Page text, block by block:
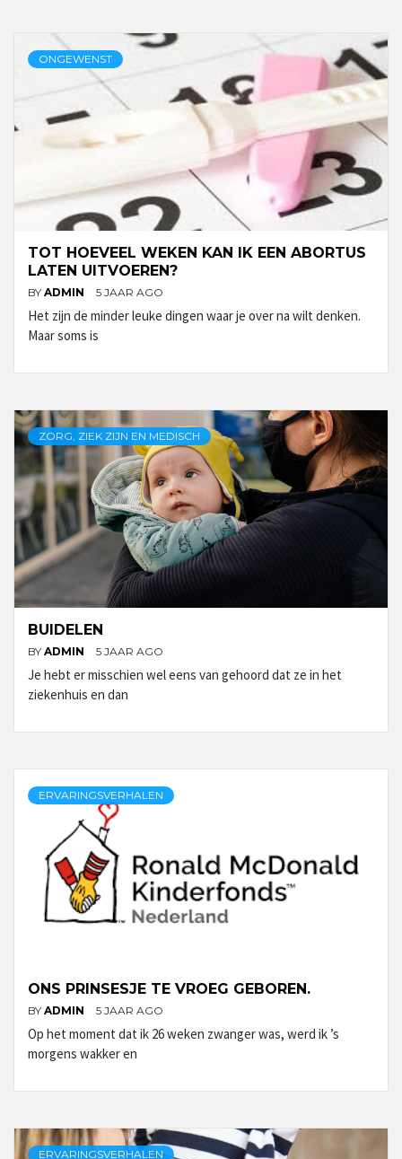
ONGEWENST
TOT HOEVEEL WEKEN KAN IK EEN ABORTUS
LATEN UITVOEREN?
BY ADMIN 5 JAAR AGO
Het zijn de minder leuke dingen waar je over na wilt denken.
Maar soms is
ZORG, ZIEK ZIJN EN MEDISCH
BUIDELEN
BY ADMIN 5 JAAR AGO
Je hebt er misschien wel eens van gehoord dat ze in het
ziekenhuis en dan
ERVARINGSVERHALEN
ONS PRINSESJE TE VROEG GEBOREN.
BY ADMIN 5 JAAR AGO
Op het moment dat ik 26 weken zwanger was, werd ik ’s
morgens wakker en
ERVARINGSVERHALEN